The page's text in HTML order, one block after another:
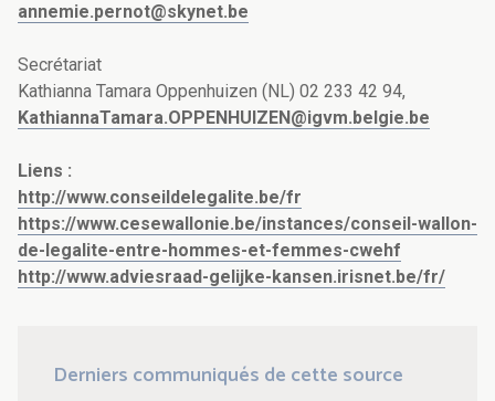
annemie.pernot@skynet.be
Secrétariat
Kathianna Tamara Oppenhuizen (NL) 02 233 42 94,
KathiannaTamara.OPPENHUIZEN@igvm.belgie.be
Liens :
http://www.conseildelegalite.be/fr
https://www.cesewallonie.be/instances/conseil-wallon-
de-legalite-entre-hommes-et-femmes-cwehf
http://www.adviesraad-gelijke-kansen.irisnet.be/fr/
Derniers communiqués de cette source